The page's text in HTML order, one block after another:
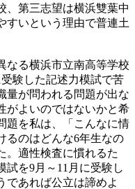
、第三志望は横浜雙葉中
すいという理由で普連土
なる横浜市立南高等学校
験した記述力模試で苦
量が問われる問題が出な
がよいのではないかと希
題を私は、「こんなに情
るのはどんな6年生なの
。適性検査に慣れるた
試を9月～11月に受験し
であれば公立は諦めよ